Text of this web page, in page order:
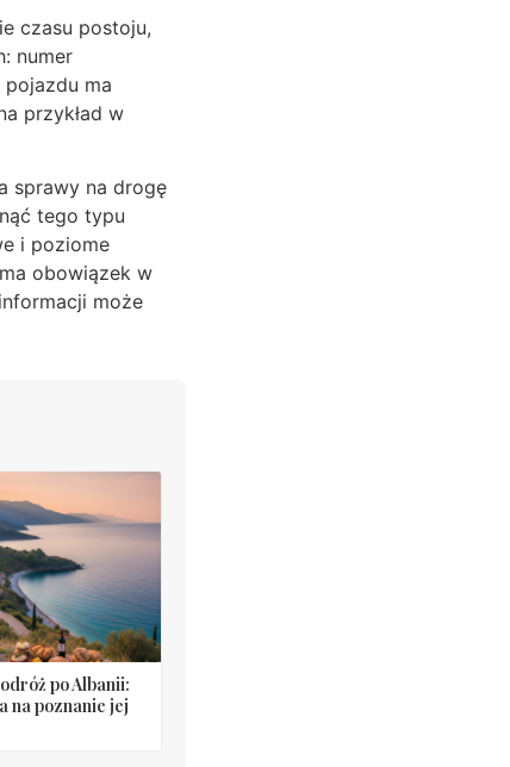
czasu postoju,
numer
pojazdu ma
przykład w
sprawy na drogę
tego typu
i poziome
obowiązek w
może
po Albanii:
na poznanie jej